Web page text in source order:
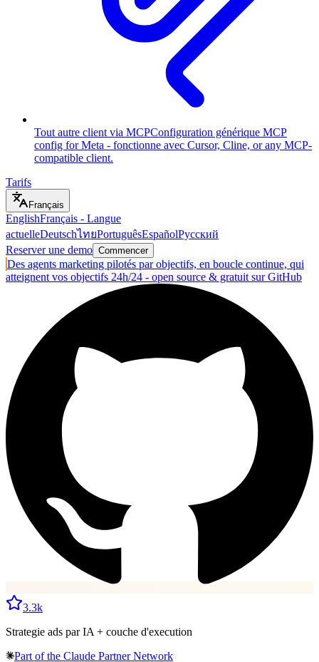
Tout autre client via MCPConfiguration générique MCP
config for Meta - fonctionne avec Cursor, Cline, or any MCP-
compatible client.
Tarifs
Français
EnglishFrançais - Langue
actuelleDeutschไทยPortuguêsEspañolРусский
Reserver une demo Commencer
Des agents marketing pilotés par objectifs, en boucle continue, qui
atteignent vos objectifs 24h/24 - open source & gratuit sur GitHub
3.3k
Strategie ads par IA + couche d'execution
Part of the Claude Partner Network